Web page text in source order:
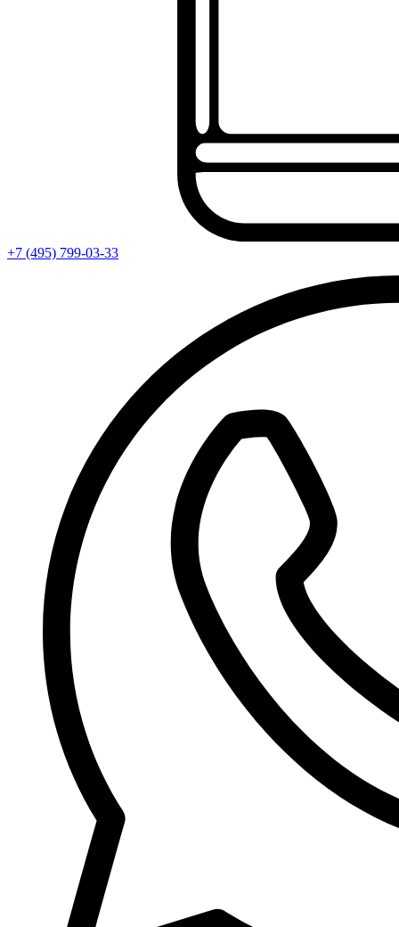
+7 (495) 799-03-33